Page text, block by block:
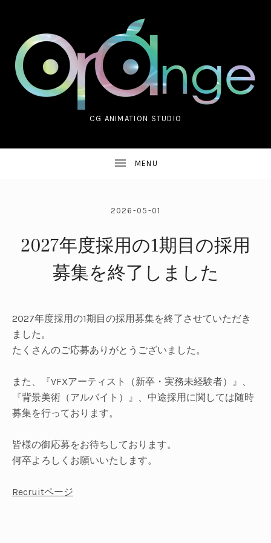
ORANGE CO.,LTD.
CG ANIMATION STUDIO
2027年度採用の1期目の採用
募集を終了しました
2026-05-01
2027年度採用の1期目の採用募集を終了させていただき
ました。
たくさんのご応募ありがとうございました。
また、『VFXアーティスト（新卒・実務未経験者）』、
『背景美術（アルバイト）』、中途採用に関しては随時
募集を行っております。
皆様の御応募をお待ちしております。
何卒よろしくお願いいたします。
Recruitページ